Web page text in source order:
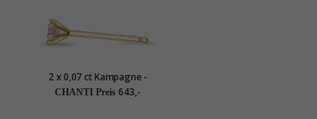
2 x 0,07 ct Kampagne -
Diamant Solitärohrstecker
CHANTI Preis 643,-